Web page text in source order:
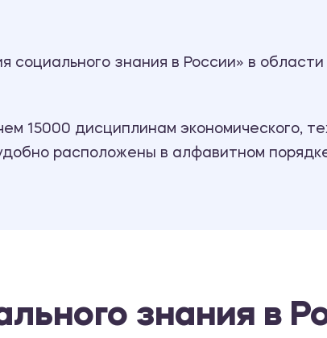
знания в России» в
15000 дисциплинам экономического,
расположены в алфавитном
знания в